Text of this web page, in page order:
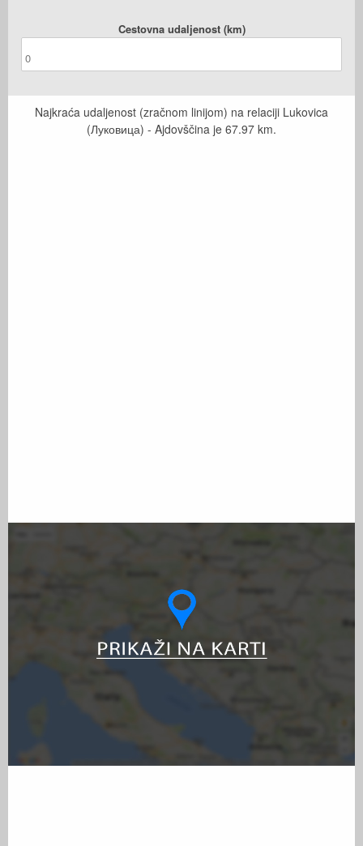
Cestovna udaljenost (km)
Najkraća udaljenost (zračnom linijom) na relaciji Lukovica
(Луковица) - Ajdovščina je 67.97 km.